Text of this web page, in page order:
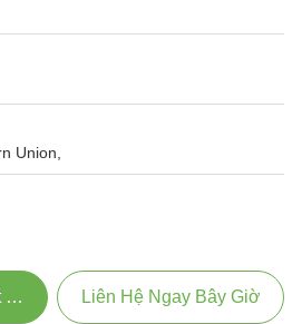
Union,
Liên Hệ Ngay Bây Giờ